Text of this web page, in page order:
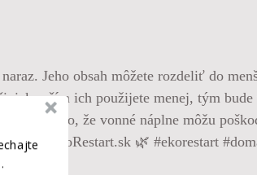
Jeho obsah môžete rozdeliť do
– čím ich použijete menej, tým bude
na to, že vonné náplne môžu
na EkoRestart.sk 🌿 #ekorestart